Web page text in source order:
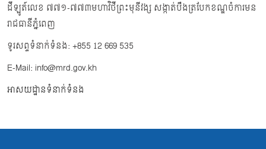
ដីឡូត៍លេខ ៧៧១-៧៧៣មហាវិថីព្រះមុនីវង្ស សង្កាត់បឹងត្របែកខណ្ឌចំការមន
រាជធានីភ្នំពេញ
ទូរសព្ទទំនាក់ទំនង: +855 12 669 535
E-Mail: info@mrd.gov.kh
អាសយដ្ឋានទំនាក់ទំនង